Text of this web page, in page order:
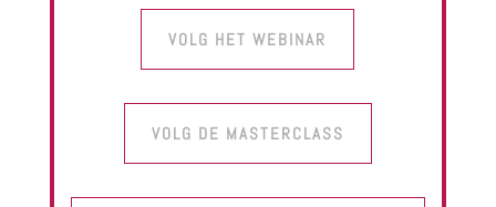
VOLG HET WEBINAR
VOLG DE MASTERCLASS